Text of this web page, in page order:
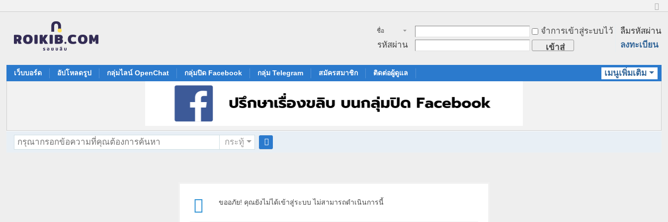
า
ด
ติ
ชื่อ
สมาชิก
จำการเข้าสู่ระบบไว้
ลืมรหัสผ่าน
รหัสผ่าน
เข้าสู่
ลงทะเบียน
เมนูเพิ่มเติม
เว็บบอร์ด อัปโหลดรูป กลุ่มไลน์ OpenChat กลุ่มปิด Facebook กลุ่ม Telegram สมัครสมาชิก ติดต่อผู้ดูแล
กระทู้
า
ขออภัย! คุณยังไม่ได้เข้าสู่ระบบ ไม่สามารถดำเนินการนี้